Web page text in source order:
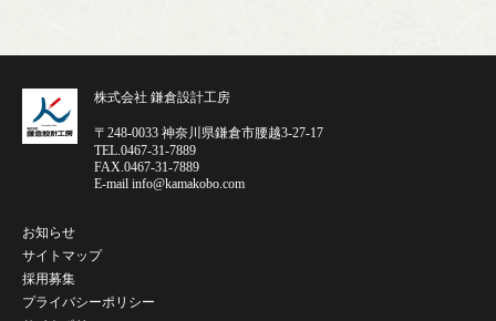
株式会社 鎌倉設計工房
〒248-0033 神奈川県鎌倉市腰越3-27-17
TEL.0467-31-7889
FAX.0467-31-7889
E-mail info@kamakobo.com
お知らせ
サイトマップ
採用募集
プライバシーポリシー